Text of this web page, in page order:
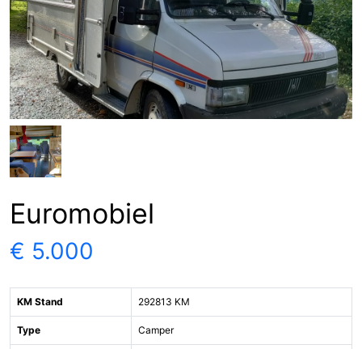
Euromobiel
€ 5.000
KM Stand 292813 KM
Type Camper